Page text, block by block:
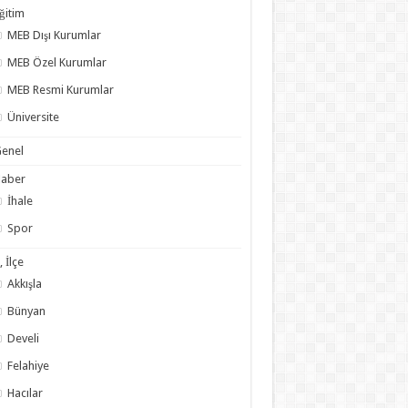
MEB Dışı Kurumlar
MEB Özel Kurumlar
MEB Resmi Kurumlar
Üniversite
İhale
Spor
İlçe
Akkışla
Bünyan
Develi
Felahiye
Hacılar